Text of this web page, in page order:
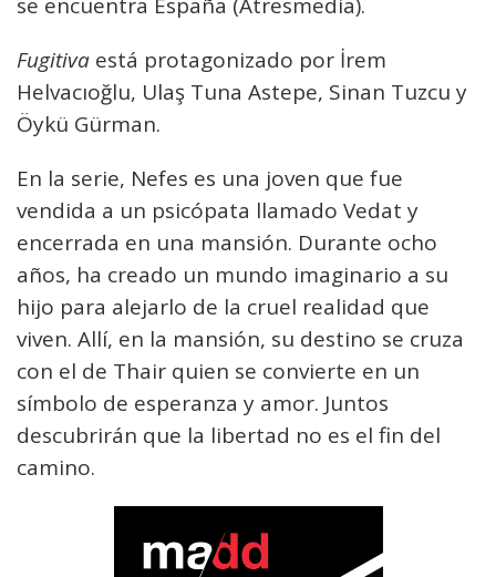
Fugitiva está protagonizado por İrem
Helvacıoğlu, Ulaş Tuna Astepe, Sinan Tuzcu y
Öykü Gürman.
En la serie, Nefes es una joven que fue
vendida a un psicópata llamado Vedat y
encerrada en una mansión. Durante ocho
años, ha creado un mundo imaginario a su
hijo para alejarlo de la cruel realidad que
viven. Allí, en la mansión, su destino se cruza
con el de Thair quien se convierte en un
símbolo de esperanza y amor. Juntos
descubrirán que la libertad no es el fin del
camino.